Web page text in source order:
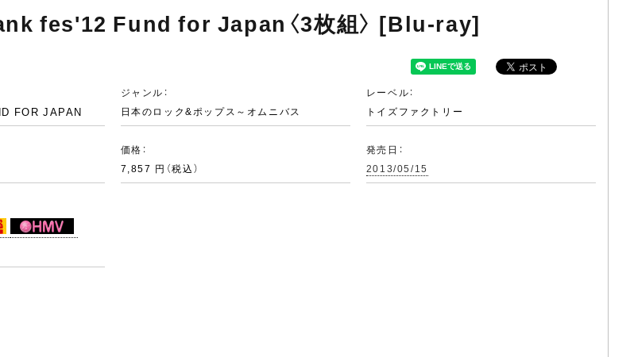
fes'12 Fund for Japan〈3枚組〉 [Blu-ray]
FOR JAPAN
ジャンル：
日本のロック&ポップス～オムニバス
レーベル：
トイズファクトリー
価格：
7,857 円（税込）
発売日：
2013/05/15